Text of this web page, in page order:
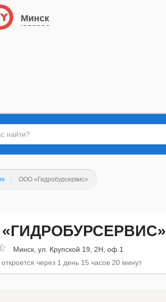
Минск
ООО «Гидробурсервис»
Минск, ул. Крупской 19, 2Н, оф.1
через 1 день 15 часов 20 минут